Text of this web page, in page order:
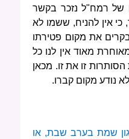
של רמח"ל נזכר בקשר
כי אין להניח, ששמו לא
את מקום פטירתו
מאוד אין לנו כל
זו את זו. מכאן
נודע מקום קברו.
כגון שמת בערב שבת, או